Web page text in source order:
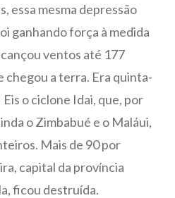
essa mesma depressão
ganhando força à medida
ventos até 177
chegou a terra. Era quinta-
o ciclone Idai, que, por
o Zimbabué e o Maláui,
Mais de 90 por
capital da província
ficou destruída.